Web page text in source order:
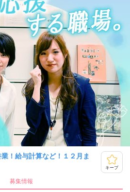
！給与計算など！１２月ま
キープ
募集情報